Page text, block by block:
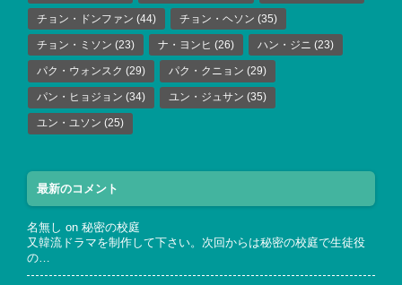
チョン・ドンファン (44) チョン・ヘソン (35)
チョン・ミソン (23) ナ・ヨンヒ (26) ハン・ジニ (23)
パク・ウォンスク (29) パク・クニョン (29)
パン・ヒョジョン (34) ユン・ジュサン (35)
ユン・ユソン (25)
最新のコメント
名無し on 秘密の校庭
又韓流ドラマを制作して下さい。次回からは秘密の校庭で生徒役
の…